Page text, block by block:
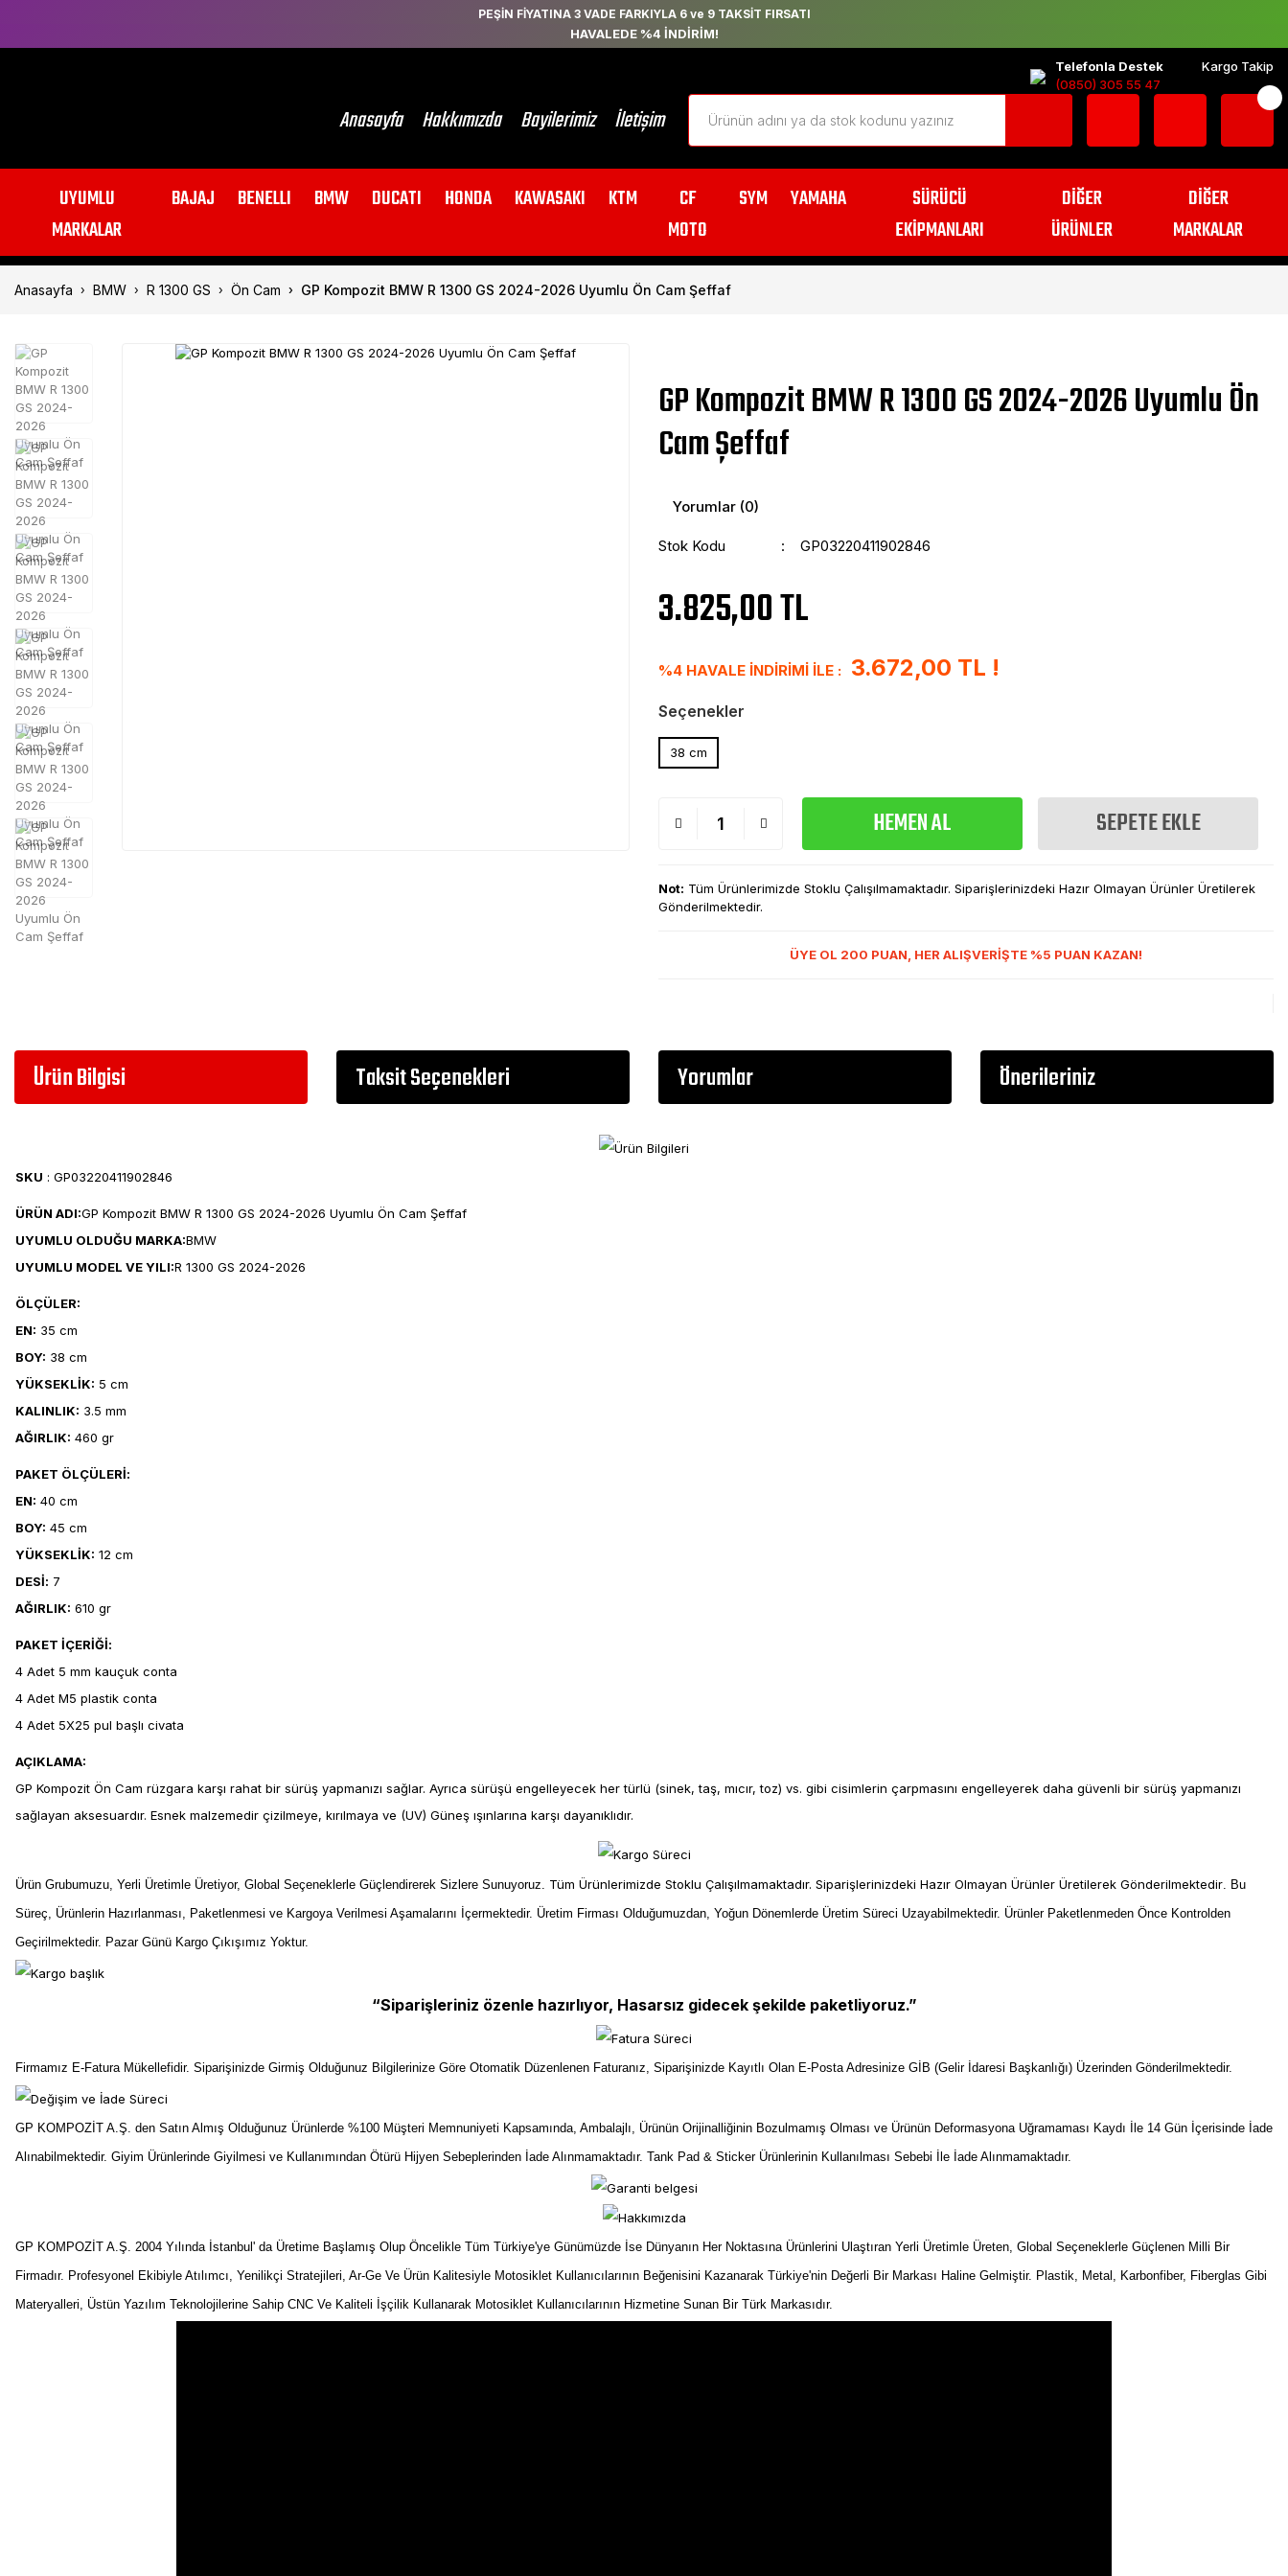
PEŞİN FİYATINA 3 VADE FARKIYLA 6 ve 9 TAKSİT FIRSATI
HAVALEDE %4 İNDİRİM!
Telefonla Destek
(0850) 305 55 47
Kargo Takip
Anasayfa Hakkımızda Bayilerimiz İletişim
UYUMLU
MARKALAR
BAJAJ BENELLI BMW DUCATI HONDA KAWASAKI KTM
CF
MOTO
SYM YAMAHA
SÜRÜCÜ
EKİPMANLARI
DİĞER
ÜRÜNLER
DİĞER
MARKALAR
Anasayfa BMW R 1300 GS Ön Cam GP Kompozit BMW R 1300 GS 2024-2026 Uyumlu Ön Cam Şeffaf
GP Kompozit BMW R 1300 GS 2024-2026 Uyumlu Ön
Cam Şeffaf
Yorumlar (0)
Stok Kodu GP03220411902846
3.825,00 TL
%4 HAVALE İNDİRİMİ İLE : 3.672,00 TL !
Seçenekler
38 cm
HEMEN AL SEPETE EKLE
Not: Tüm Ürünlerimizde Stoklu Çalışılmamaktadır. Siparişlerinizdeki Hazır Olmayan Ürünler Üretilerek
Gönderilmektedir.
ÜYE OL 200 PUAN, HER ALIŞVERİŞTE %5 PUAN KAZAN!
Ürün Bilgisi Taksit Seçenekleri Yorumlar Önerileriniz
SKU : GP03220411902846
ÜRÜN ADI:GP Kompozit BMW R 1300 GS 2024-2026 Uyumlu Ön Cam Şeffaf
UYUMLU OLDUĞU MARKA:BMW
UYUMLU MODEL VE YILI:R 1300 GS 2024-2026
ÖLÇÜLER:
EN: 35 cm
BOY: 38 cm
YÜKSEKLİK: 5 cm
KALINLIK: 3.5 mm
AĞIRLIK: 460 gr
PAKET ÖLÇÜLERİ:
EN: 40 cm
BOY: 45 cm
YÜKSEKLİK: 12 cm
DESİ: 7
AĞIRLIK: 610 gr
PAKET İÇERİĞİ:
4 Adet 5 mm kauçuk conta
4 Adet M5 plastik conta
4 Adet 5X25 pul başlı civata
AÇIKLAMA:
GP Kompozit Ön Cam rüzgara karşı rahat bir sürüş yapmanızı sağlar. Ayrıca sürüşü engelleyecek her türlü (sinek, taş, mıcır, toz) vs. gibi cisimlerin çarpmasını engelleyerek daha güvenli bir sürüş yapmanızı
sağlayan aksesuardır. Esnek malzemedir çizilmeye, kırılmaya ve (UV) Güneş ışınlarına karşı dayanıklıdır.
Ürün Grubumuzu, Yerli Üretimle Üretiyor, Global Seçeneklerle Güçlendirerek Sizlere Sunuyoruz. Tüm Ürünlerimizde Stoklu Çalışılmamaktadır. Siparişlerinizdeki Hazır Olmayan Ürünler Üretilerek Gönderilmektedir. Bu
Süreç, Ürünlerin Hazırlanması, Paketlenmesi ve Kargoya Verilmesi Aşamalarını İçermektedir. Üretim Firması Olduğumuzdan, Yoğun Dönemlerde Üretim Süreci Uzayabilmektedir. Ürünler Paketlenmeden Önce Kontrolden
Geçirilmektedir. Pazar Günü Kargo Çıkışımız Yoktur.
“Siparişleriniz özenle hazırlıyor, Hasarsız gidecek şekilde paketliyoruz.”
Firmamız E-Fatura Mükellefidir. Siparişinizde Girmiş Olduğunuz Bilgilerinize Göre Otomatik Düzenlenen Faturanız, Siparişinizde Kayıtlı Olan E-Posta Adresinize GİB (Gelir İdaresi Başkanlığı) Üzerinden Gönderilmektedir.
GP KOMPOZİT A.Ş. den Satın Almış Olduğunuz Ürünlerde %100 Müşteri Memnuniyeti Kapsamında, Ambalajlı, Ürünün Orijinalliğinin Bozulmamış Olması ve Ürünün Deformasyona Uğramaması Kaydı İle 14 Gün İçerisinde İade
Alınabilmektedir. Giyim Ürünlerinde Giyilmesi ve Kullanımından Ötürü Hijyen Sebeplerinden İade Alınmamaktadır. Tank Pad & Sticker Ürünlerinin Kullanılması Sebebi İle İade Alınmamaktadır.
GP KOMPOZİT A.Ş. 2004 Yılında İstanbul' da Üretime Başlamış Olup Öncelikle Tüm Türkiye'ye Günümüzde İse Dünyanın Her Noktasına Ürünlerini Ulaştıran Yerli Üretimle Üreten, Global Seçeneklerle Güçlenen Milli Bir
Firmadır. Profesyonel Ekibiyle Atılımcı, Yenilikçi Stratejileri, Ar-Ge Ve Ürün Kalitesiyle Motosiklet Kullanıcılarının Beğenisini Kazanarak Türkiye'nin Değerli Bir Markası Haline Gelmiştir. Plastik, Metal, Karbonfiber, Fiberglas Gibi
Materyalleri, Üstün Yazılım Teknolojilerine Sahip CNC Ve Kaliteli İşçilik Kullanarak Motosiklet Kullanıcılarının Hizmetine Sunan Bir Türk Markasıdır.